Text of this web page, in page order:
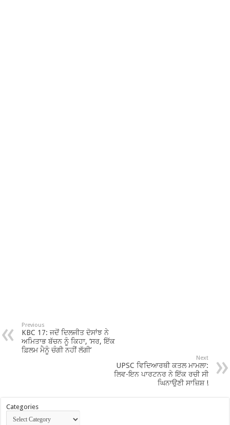
Previous
KBC 17: ਜਦੋਂ ਦਿਲਜੀਤ ਦੋਸਾਂਝ ਨੇ
ਅਮਿਤਾਭ ਬੱਚਨ ਨੂੰ ਕਿਹਾ, ‘ਸਰ, ਇੱਕ
ਫ਼ਿਲਮ ਮੈਨੂੰ ਚੰਗੀ ਨਹੀਂ ਲੱਗੀ’
Next
UPSC ਵਿਦਿਆਰਥੀ ਕਤਲ ਮਾਮਲਾ:
ਲਿਵ-ਇਨ ਪਾਰਟਨਰ ਨੇ ਇੱਕ ਰਚੀ ਸੀ
ਘਿਨਾਉਣੀ ਸਾਜ਼ਿਸ਼ !
Categories